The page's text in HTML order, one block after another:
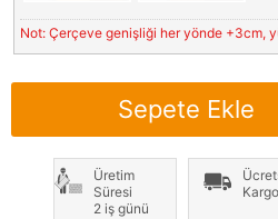
Not: Çerçeve genişliği her yönde +3cm,
Sepete Ekle
Üretim
Süresi
2 iş günü
Kargo